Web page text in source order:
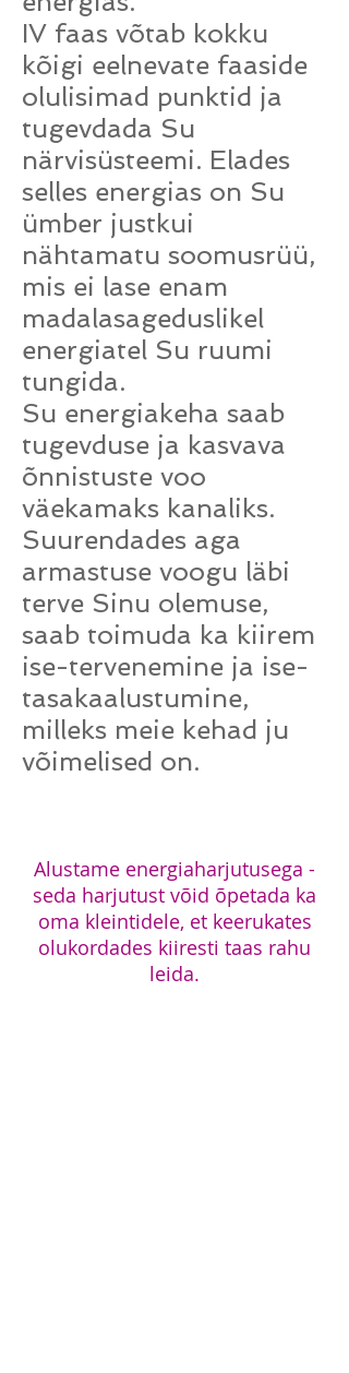
IV faas võtab kokku
kõigi eelnevate faaside
olulisimad punktid ja
tugevdada Su
närvisüsteemi. Elades
selles energias on Su
ümber justkui
nähtamatu soomusrüü,
mis ei lase enam
madalasageduslikel
energiatel Su ruumi
tungida.
Su energiakeha saab
tugevduse ja kasvava
õnnistuste voo
väekamaks kanaliks.
Suurendades aga
armastuse voogu läbi
terve Sinu olemuse,
saab toimuda ka kiirem
ise-tervenemine ja ise-
tasakaalustumine,
milleks meie kehad ju
võimelised on.
Alustame energiaharjutusega -
seda harjutust võid õpetada ka
oma kleintidele, et keerukates
olukordades kiiresti taas rahu
leida.